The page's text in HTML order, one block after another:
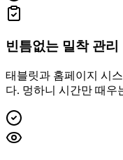
빈틈없는 밀착 관리
태블릿과 홈페이지 시
다. 멍하니 시간만 때우